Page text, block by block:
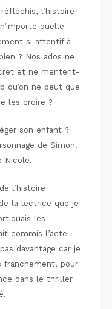
l’histoire
quelle
si attentif à
? Nos ados ne
et ne mentent-
qu’on ne peut que
les croire ?
son enfant ?
de Simon.
Nicole.
l’histoire
la lectrice que je
les
commis l’acte
davantage car je
franchement, pour
dans le thriller